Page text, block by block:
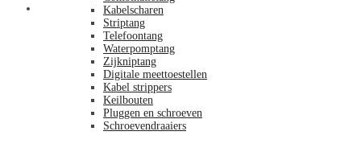
Kabelscharen
Striptang
Telefoontang
Waterpomptang
Zijkniptang
Digitale meettoestellen
Kabel strippers
Keilbouten
Pluggen en schroeven
Schroevendraaiers